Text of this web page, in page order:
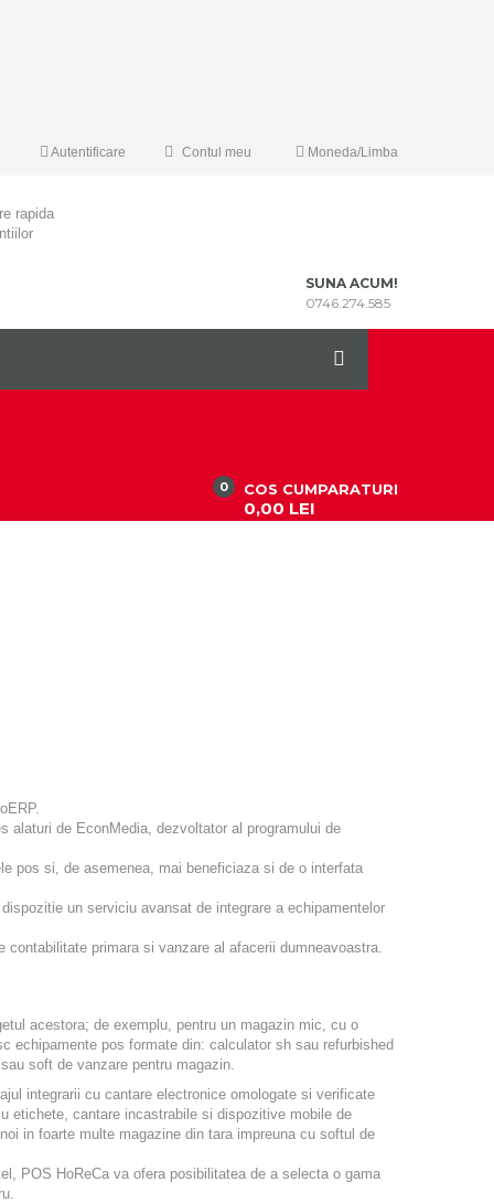
Moneda/Limba
Contul meu
Autentificare
rapida
SUNA ACUM!
0746.274.585
COS CUMPARATURI
0
0,00 LEI
alaturi de EconMedia, dezvoltator al programului de
pos si, de asemenea, mai beneficiaza si de o interfata
un serviciu avansat de integrare a echipamentelor
primara si vanzare al afacerii dumneavoastra.
acestora; de exemplu, pentru un magazin mic, cu o
echipamente pos formate din: calculator sh sau refurbished
soft de vanzare pentru magazin.
integrarii cu cantare electronice omologate si verificate
etichete, cantare incastrabile si dispozitive mobile de
in foarte multe magazine din tara impreuna cu softul de
POS HoReCa va ofera posibilitatea de a selecta o gama